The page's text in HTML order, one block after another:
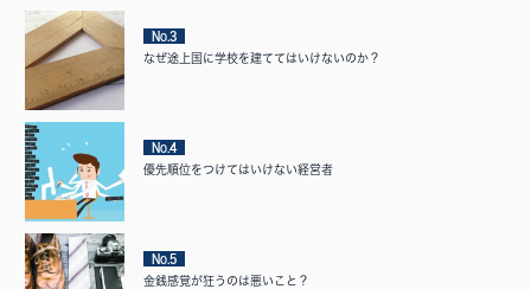
No.3
なぜ途上国に学校を建ててはいけないのか？
No.4
優先順位をつけてはいけない経営者
No.5
金銭感覚が狂うのは悪いこと？